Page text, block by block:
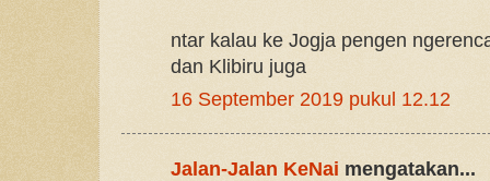
ntar kalau ke Jogja pengen
dan Klibiru juga
16 September 2019 pukul 12.12
Jalan-Jalan KeNai mengatakan...